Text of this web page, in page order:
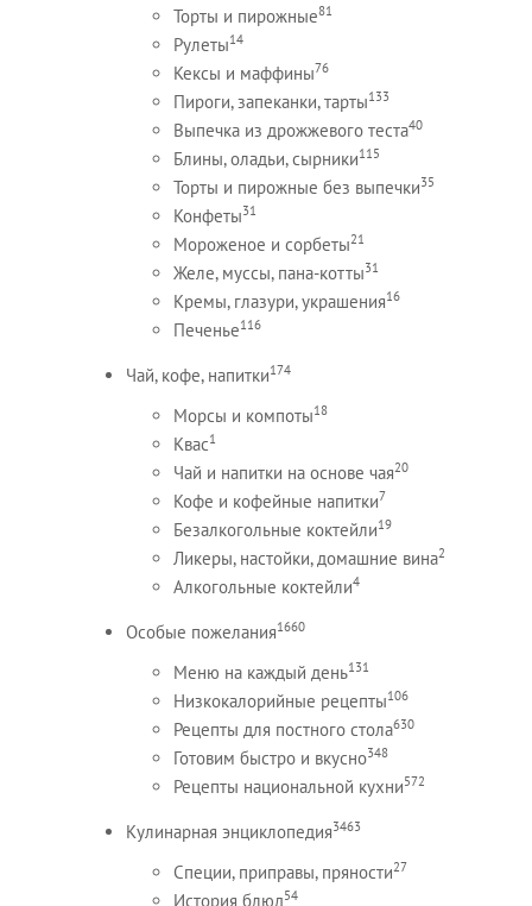
Торты и пирожные81
Рулеты14
Кексы и маффины76
Пироги, запеканки, тарты133
Выпечка из дрожжевого теста40
Блины, оладьи, сырники115
Торты и пирожные без выпечки35
Конфеты31
Мороженое и сорбеты21
Желе, муссы, пана-котты31
Кремы, глазури, украшения16
Печенье116
Чай, кофе, напитки174
Морсы и компоты18
Квас1
Чай и напитки на основе чая20
Кофе и кофейные напитки7
Безалкогольные коктейли19
Ликеры, настойки, домашние вина2
Алкогольные коктейли4
Особые пожелания1660
Меню на каждый день131
Низкокалорийные рецепты106
Рецепты для постного стола630
Готовим быстро и вкусно348
Рецепты национальной кухни572
Кулинарная энциклопедия3463
Специи, приправы, пряности27
История блюд54